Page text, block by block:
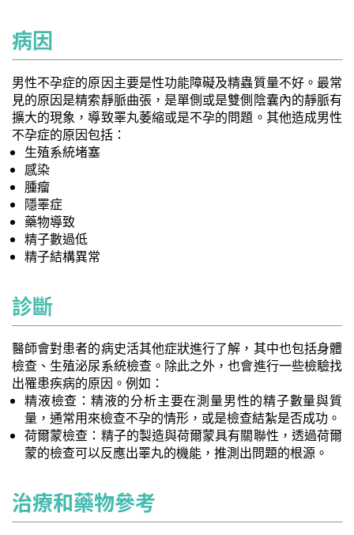
病因
男性不孕症的原因主要是性功能障礙及精蟲質量不好。最常
見的原因是精索靜脈曲張，是單側或是雙側陰囊內的靜脈有
擴大的現象，導致睪丸萎縮或是不孕的問題。其他造成男性
不孕症的原因包括：
生殖系統堵塞
感染
腫瘤
隱睪症
藥物導致
精子數過低
精子結構異常
診斷
醫師會對患者的病史活其他症狀進行了解，其中也包括身體
檢查、生殖泌尿系統檢查。除此之外，也會進行一些檢驗找
出罹患疾病的原因。例如：
精液檢查：精液的分析主要在測量男性的精子數量與質
量，通常用來檢查不孕的情形，或是檢查結紮是否成功。
荷爾蒙檢查：精子的製造與荷爾蒙具有關聯性，透過荷爾
蒙的檢查可以反應出睪丸的機能，推測出問題的根源。
治療和藥物參考